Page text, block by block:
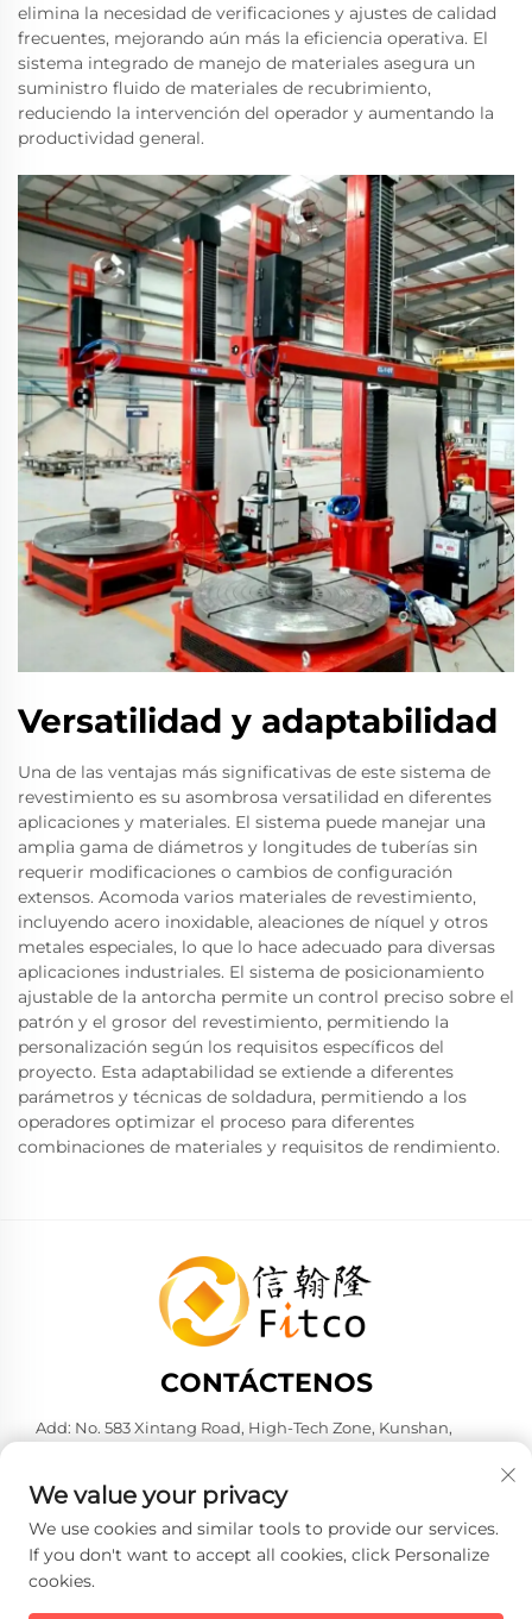
elimina la necesidad de verificaciones y ajustes de calidad
frecuentes, mejorando aún más la eficiencia operativa. El
sistema integrado de manejo de materiales asegura un
suministro fluido de materiales de recubrimiento,
reduciendo la intervención del operador y aumentando la
productividad general.
Versatilidad y adaptabilidad
Una de las ventajas más significativas de este sistema de
revestimiento es su asombrosa versatilidad en diferentes
aplicaciones y materiales. El sistema puede manejar una
amplia gama de diámetros y longitudes de tuberías sin
requerir modificaciones o cambios de configuración
extensos. Acomoda varios materiales de revestimiento,
incluyendo acero inoxidable, aleaciones de níquel y otros
metales especiales, lo que lo hace adecuado para diversas
aplicaciones industriales. El sistema de posicionamiento
ajustable de la antorcha permite un control preciso sobre el
patrón y el grosor del revestimiento, permitiendo la
personalización según los requisitos específicos del
proyecto. Esta adaptabilidad se extiende a diferentes
parámetros y técnicas de soldadura, permitiendo a los
operadores optimizar el proceso para diferentes
combinaciones de materiales y requisitos de rendimiento.
CONTÁCTENOS
Add: No. 583 Xintang Road, High-Tech Zone, Kunshan,
Tel:+86-137 6186 0079
Correo electrónico:[email protected]
We value your privacy
We use cookies and similar tools to provide our services.
If you don't want to accept all cookies, click Personalize
cookies.